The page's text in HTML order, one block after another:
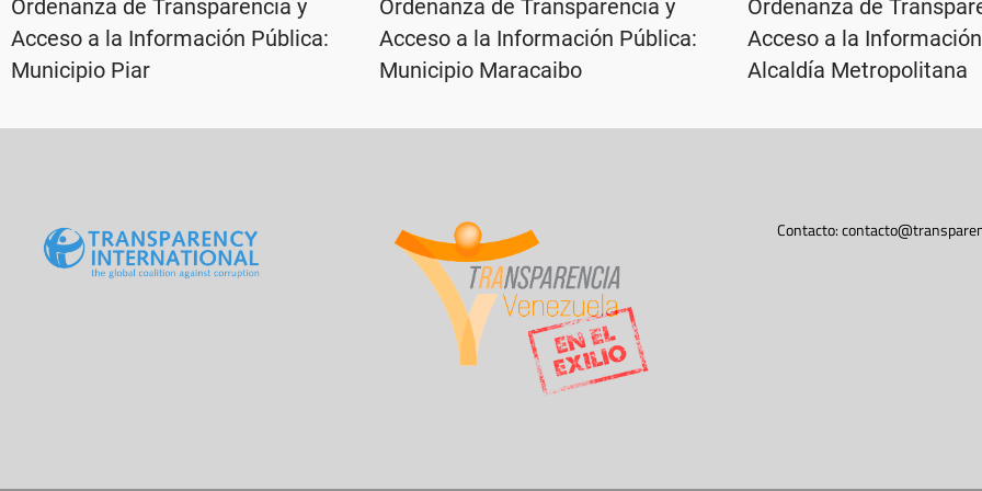
Ordenanza de Transparencia y
Acceso a la Información Pública:
Municipio Piar
Ordenanza de Transparencia y
Acceso a la Información Pública:
Municipio Maracaibo
Ordenanza de
Acceso a la
Alcaldía Metropolitana
Contacto: